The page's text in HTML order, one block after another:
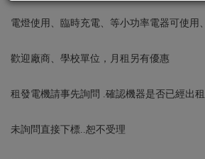
電燈使用、臨時充電、等小功率電器可使用
歡迎廠商、學校單位，月租另有優惠
租發電機請事先詢問 .確認機器是否已經出租
未詢問直接下標..恕不受理